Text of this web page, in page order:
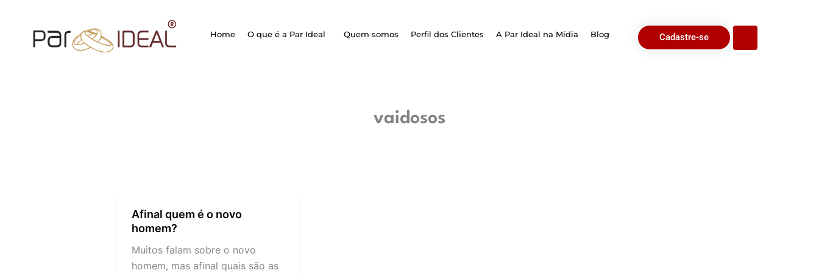
Home O que é a Par Ideal Quem somos Perfil dos Clientes A Par Ideal na Mídia Blog Cadastre-se
vaidosos
Afinal quem é o novo
homem?
Muitos falam sobre o novo
homem, mas afinal quais são as
Afinal
quem
é
o